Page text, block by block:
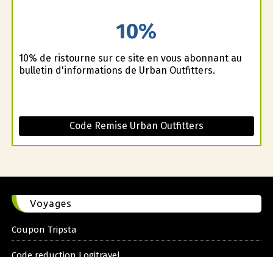
10%
10% de ristourne sur ce site en vous abonnant au
bulletin d'informations de Urban Outfitters.
Code Remise Urban Outfitters
Voyages
Coupon Tripsta